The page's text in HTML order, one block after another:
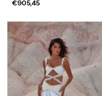
€905,45